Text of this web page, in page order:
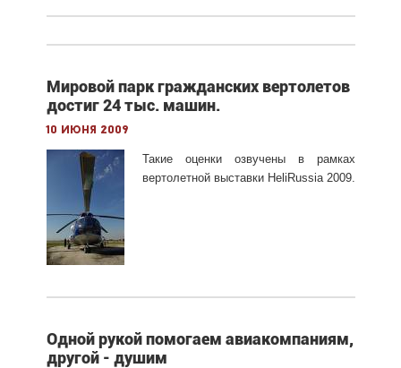
Мировой парк гражданских вертолетов
достиг 24 тыс. машин.
10 июня 2009
Такие оценки озвучены в рамках
вертолетной выставки HeliRussia 2009.
Одной рукой помогаем авиакомпаниям,
другой - душим